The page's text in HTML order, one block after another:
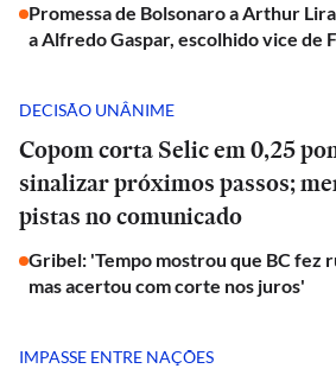
Promessa de Bolsonaro a Arthur
a Alfredo Gaspar, escolhido vice de
DECISÃO UNÂNIME
Copom corta Selic em 0,25
sinalizar próximos passos;
pistas no comunicado
Gribel: 'Tempo mostrou que BC fez
mas acertou com corte nos juros'
IMPASSE ENTRE NAÇÕES